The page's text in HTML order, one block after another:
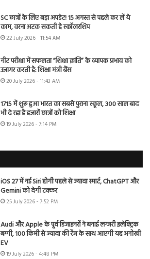
SC छात्रों के लिए बड़ा अपडेट! 15 अगस्त से पहले कर लें ये
काम, वरना अटक सकती है स्कॉलरशिप
22 July 2026 - 11:54 AM
नीट परीक्षा में सफलता “शिक्षा क्रांति” के व्यापक प्रभाव को
उजागर करती है: शिक्षा मंत्री बैंस
20 July 2026 - 11:43 AM
1715 में शुरू हुआ भारत का सबसे पुराना स्कूल, 300 साल बाद
भी दे रहा है हजारों छात्रों को शिक्षा
19 July 2026 - 7:14 PM
iOS 27 में नई Siri होगी पहले से ज्यादा स्मार्ट, ChatGPT और
Gemini को देगी टक्कर
25 July 2026 - 7:52 PM
Audi और Apple के पूर्व डिजाइनरों ने बनाई लग्जरी इलेक्ट्रिक
बग्गी, 100 किमी से ज्यादा की रेंज के साथ आएगी यह अनोखी
EV
19 July 2026 - 4:48 PM